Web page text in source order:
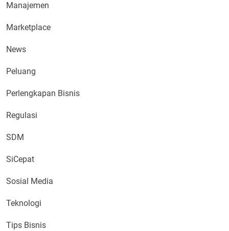
Manajemen
Marketplace
News
Peluang
Perlengkapan Bisnis
Regulasi
SDM
SiCepat
Sosial Media
Teknologi
Tips Bisnis